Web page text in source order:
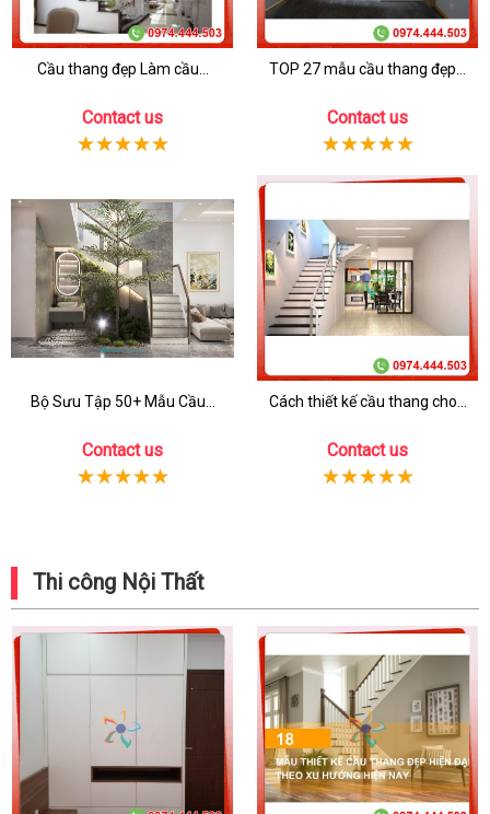
Cầu thang đẹp Làm cầu...
Contact us
TOP 27 mẫu cầu thang đẹp...
Contact us
Bộ Sưu Tập 50+ Mẫu Cầu...
Contact us
Cách thiết kế cầu thang cho...
Contact us
Thi công Nội Thất